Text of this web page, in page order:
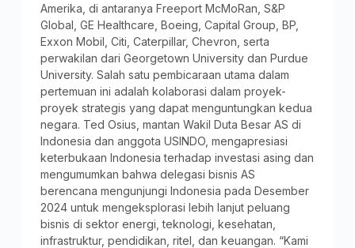
Amerika, di antaranya Freeport McMoRan, S&P
Global, GE Healthcare, Boeing, Capital Group, BP,
Exxon Mobil, Citi, Caterpillar, Chevron, serta
perwakilan dari Georgetown University dan Purdue
University. Salah satu pembicaraan utama dalam
pertemuan ini adalah kolaborasi dalam proyek-
proyek strategis yang dapat menguntungkan kedua
negara. Ted Osius, mantan Wakil Duta Besar AS di
Indonesia dan anggota USINDO, mengapresiasi
keterbukaan Indonesia terhadap investasi asing dan
mengumumkan bahwa delegasi bisnis AS
berencana mengunjungi Indonesia pada Desember
2024 untuk mengeksplorasi lebih lanjut peluang
bisnis di sektor energi, teknologi, kesehatan,
infrastruktur, pendidikan, ritel, dan keuangan. “Kami